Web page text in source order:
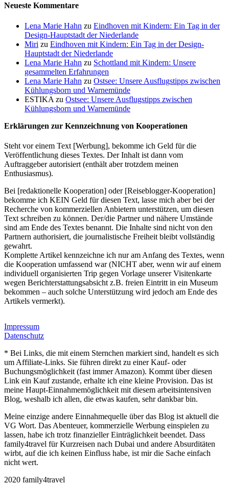
Neueste Kommentare
Lena Marie Hahn zu Eindhoven mit Kindern: Ein Tag in der
Design-Hauptstadt der Niederlande
Miri zu Eindhoven mit Kindern: Ein Tag in der Design-
Hauptstadt der Niederlande
Lena Marie Hahn zu Schottland mit Kindern: Unsere
gesammelten Erfahrungen
Lena Marie Hahn zu Ostsee: Unsere Ausflugstipps zwischen
Kühlungsborn und Warnemünde
ESTIKA zu Ostsee: Unsere Ausflugstipps zwischen
Kühlungsborn und Warnemünde
Erklärungen zur Kennzeichnung von Kooperationen
Steht vor einem Text [Werbung], bekomme ich Geld für die
Veröffentlichung dieses Textes. Der Inhalt ist dann vom
Auftraggeber autorisiert (enthält aber trotzdem meinen
Enthusiasmus).
Bei [redaktionelle Kooperation] oder [Reiseblogger-Kooperation]
bekomme ich KEIN Geld für diesen Text, lasse mich aber bei der
Recherche von kommerziellen Anbietern unterstützen, um diesen
Text schreiben zu können. Der/die Partner und nähere Umstände
sind am Ende des Textes benannt. Die Inhalte sind nicht von den
Partnern authorisiert, die journalistische Freiheit bleibt vollständig
gewahrt.
Komplette Artikel kennzeichne ich nur am Anfang des Textes, wenn
die Kooperation umfassend war (NICHT aber, wenn wir auf einem
individuell organisierten Trip gegen Vorlage unserer Visitenkarte
wegen Berichterstattungsabsicht z.B. freien Eintritt in ein Museum
bekommen – auch solche Unterstützung wird jedoch am Ende des
Artikels vermerkt).
Impressum
Datenschutz
* Bei Links, die mit einem Sternchen markiert sind, handelt es sich
um Affiliate-Links. Sie führen direkt zu einer Kauf- oder
Buchungsmöglichkeit (fast immer Amazon). Kommt über diesen
Link ein Kauf zustande, erhalte ich eine kleine Provision. Das ist
meine Haupt-Einnahmemöglichkeit mit diesem arbeitsintensiven
Blog, weshalb ich allen, die etwas kaufen, sehr dankbar bin.
Meine einzige andere Einnahmequelle über das Blog ist aktuell die
VG Wort. Das Abenteuer, kommerzielle Werbung einspielen zu
lassen, habe ich trotz finanzieller Einträglichkeit beendet. Dass
family4travel für Kurzreisen nach Dubai und andere Absurditäten
wirbt, auf die ich keinen Einfluss habe, ist mir die Sache einfach
nicht wert.
2020 family4travel